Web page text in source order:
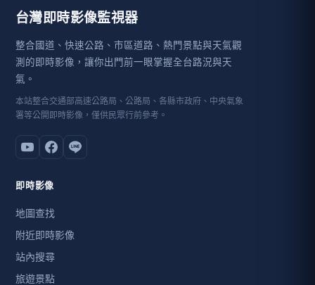
一處隱密的秘境，也擁有多種魚類，是釣客也相當喜歡垂釣
台灣即時影像監視器
整合國道、快速公路、市區道路、熱門景點與天氣觀
測的即時影像，讓你出門前一眼掌握全台路況與天
氣。
本站整合交通部高速公路局、公路局、各縣市政府、中央氣象
署等公開即時影像，僅供民眾行前參考。
即時影像
地圖查找
附近即時影像
站內搜尋
旅遊景點